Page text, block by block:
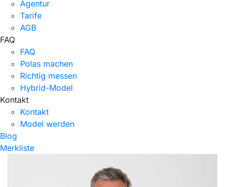
Agentur
Tarife
AGB
FAQ
FAQ
Polas machen
Richtig messen
Hybrid-Model
Kontakt
Kontakt
Model werden
Blog
Merkliste